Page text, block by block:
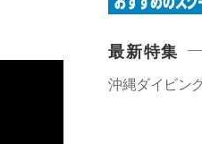
最新特集
沖縄ダイビン